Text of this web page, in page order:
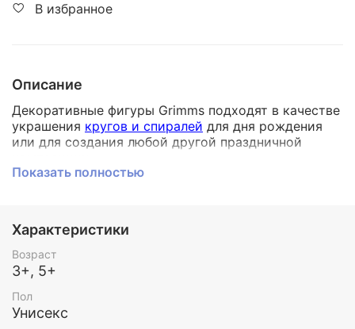
В избранное
Описание
Декоративные фигуры Grimms подходят в качестве
украшения кругов и спиралей для дня рождения
или для создания любой другой праздничной
Также фигурка станет замечательным украшением
значение для вашего ребенка - может быть, есть
любимая история или животное?
Или создайте небольшие декоративные
композиции в сезон. Их можно поставить на
создадут особую атмосферу в каждом случае.
Декоративные фигуры окрашены вручную.
Показать полностью
Характеристики
Возраст
3+, 5+
Пол
Унисекс